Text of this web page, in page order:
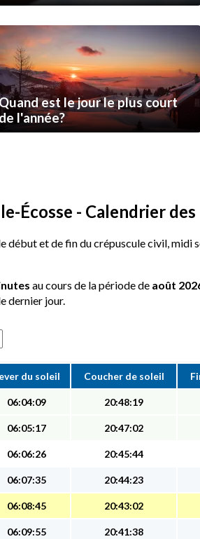
est le jour le plus court
de l'année?
Écosse - Calendrier
début et de fin du crépuscule civil, midi
au cours de la période de août
dernier jour.
du soleil Coucher de soleil
06:04:09 20:48:19
06:05:17 20:47:02
06:06:26 20:45:44
06:07:35 20:44:23
06:08:45 20:43:02
06:09:55 20:41:38